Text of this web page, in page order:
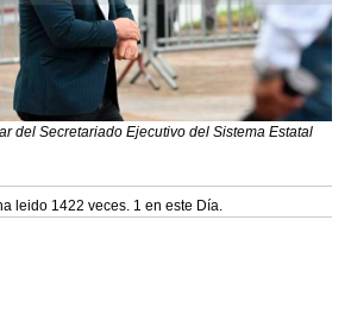
del Secretariado Ejecutivo del Sistema Estatal
leido 1422 veces. 1 en este Día.